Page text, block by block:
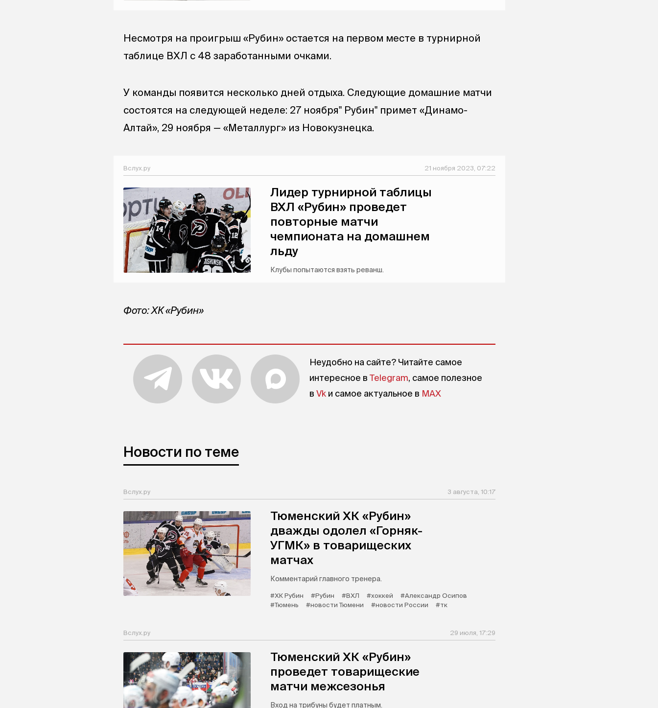
Несмотря на проигрыш «Рубин» остается на первом месте в турнирной
таблице ВХЛ с 48 заработанными очками.
У команды появится несколько дней отдыха. Следующие домашние матчи
состоятся на следующей неделе: 27 ноября" Рубин" примет «Динамо-
Алтай», 29 ноября — «Металлург» из Новокузнецка.
Вслух.ру 21 ноября 2023, 07:22
Лидер турнирной таблицы
ВХЛ «Рубин» проведет
повторные матчи
чемпионата на домашнем
льду
Клубы попытаются взять реванш.
Фото: ХК «Рубин»
Неудобно на сайте? Читайте самое
интересное в Telegram, самое полезное
в Vk и самое актуальное в MAX
Новости по теме
Вслух.ру 3 августа, 10:17
Тюменский ХК «Рубин»
дважды одолел «Горняк-
УГМК» в товарищеских
матчах
Комментарий главного тренера.
#ХК Рубин #Рубин #ВХЛ #хоккей
#Александр Осипов
#Тюмень
#новости Тюмени #новости России #тк
Вслух.ру 29 июля, 17:29
Тюменский ХК «Рубин»
проведет товарищеские
матчи межсезонья
Вход на трибуны будет платным.